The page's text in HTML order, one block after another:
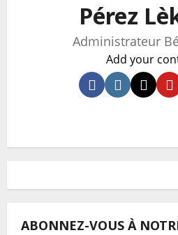
Pérez
Administrateur
Add your
ABONNEZ-VOUS À